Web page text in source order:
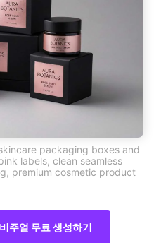
packaging boxes and
labels, clean seamless
premium cosmetic product
주얼 무료 생성하기